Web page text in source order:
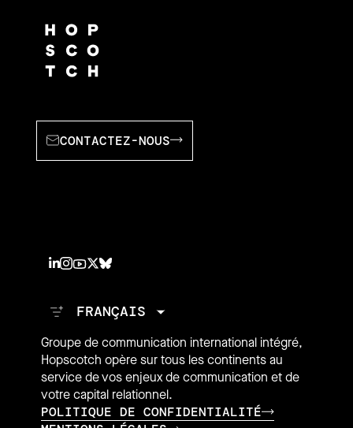
CONTACTEZ-NOUS
Groupe de communication international intégré,
Hopscotch opère sur tous les continents au
service de vos enjeux de communication et de
votre capital relationnel.
POLITIQUE DE CONFIDENTIALITÉ